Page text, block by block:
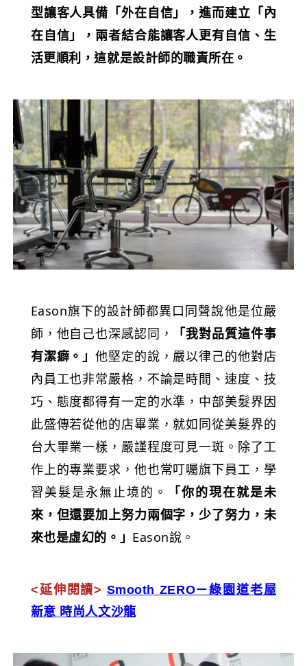
型讓客人具備「外在自信」，進而建立「內
在自信」，兩者結合能讓客人更有自信、生
活更順利，這就是設計師的職責所在。
Eason旗下的設計師都異口同聲說他是位嚴
師，他自己也深感認同，
「我對品質這件事
有潔癖。」他堅定的說，嚴以律己的他對店
內員工也非常嚴格，不論是時間、速度、技
巧、態度都得有一定的水準，中部美髮界因
此盛傳若從他的店畢業，就如同從美髮界的
台大畢業一樣，嚴謹程度可見一斑。除了工
作上的專業要求，他也常叮囑旗下員工，學
習美髮是永無止境的。
「你的現在就是未
來，但還要加上努力兩個字，少了努力，未
來也是虛幻的。」 Eason說。
<延伸閱讀> Smooth ZERO－綠園道老屋
新意 時尚人文沙龍